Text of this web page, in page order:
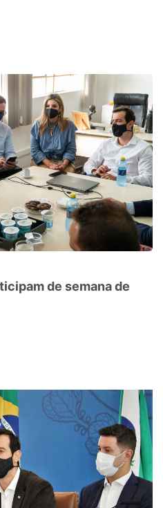
de semana de